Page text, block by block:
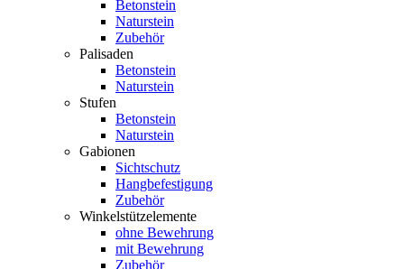
Betonstein
Naturstein
Zubehör
Palisaden
Betonstein
Naturstein
Stufen
Betonstein
Naturstein
Gabionen
Sichtschutz
Hangbefestigung
Zubehör
Winkelstützelemente
ohne Bewehrung
mit Bewehrung
Zubehör